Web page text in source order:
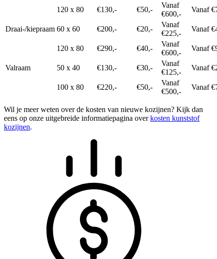
120 x 80 €130,- €50,-
Vanaf
€600,-
Vanaf
Draai-/kiepraam 60 x 60 €200,- €20,-
Vanaf
€225,-
Vanaf
120 x 80 €290,- €40,-
Vanaf
€600,-
Vanaf
Valraam 50 x 40 €130,- €30,-
Vanaf
€125,-
Vanaf
100 x 80 €220,- €50,-
Vanaf
€500,-
Vanaf
Wil je meer weten over de kosten van nieuwe kozijnen? Kijk dan
eens op onze uitgebreide informatiepagina overkosten kunststof
kozijnen.